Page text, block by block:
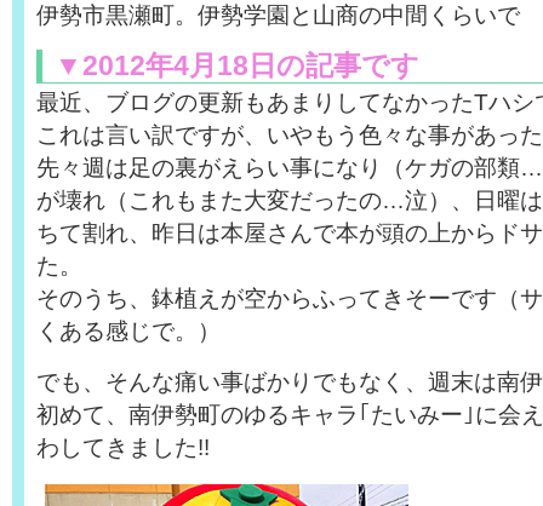
伊勢市黒瀬町。伊勢学園と山商の中間くらいで
▼2012年4月18日の記事です
最近、ブログの更新もあまりしてなかったTハ
これは言い訳ですが、いやもう色々な事があっ
先々週は足の裏がえらい事になり（ケガの部類
が壊れ（これもまた大変だったの…泣）、日曜
ちて割れ、昨日は本屋さんで本が頭の上からド
た。
そのうち、鉢植えが空からふってきそーです（
くある感じで。）
でも、そんな痛い事ばかりでもなく、週末は南
初めて、南伊勢町のゆるキャラ｢たいみー｣に会
わしてきました!!